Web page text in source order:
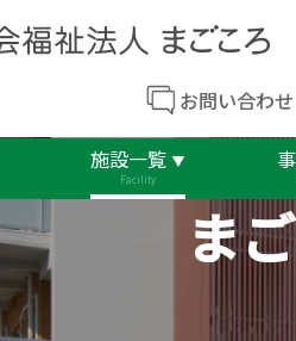
お問い合わせ
施設一覧
Facility
ま